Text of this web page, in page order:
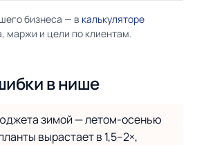
бизнеса — в калькуляторе
маржи и цели по клиентам.
в нише
зимой — летом-осенью
вырастает в 1,5–2×,